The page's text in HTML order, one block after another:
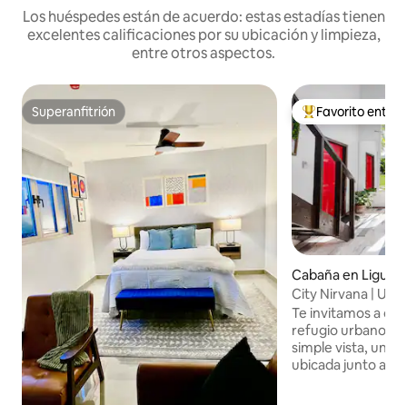
Los huéspedes están de acuerdo: estas estadías tienen
excelentes calificaciones por su ubicación y limpieza,
entre otros aspectos.
Superanfitrión
Superanfitrión Favorito entre
Favorito entre
Cabaña en
City Nirvana |
Relájate y disfruta
Te invitamos a
refugio urbano
simple vista, una
ubicada junto a